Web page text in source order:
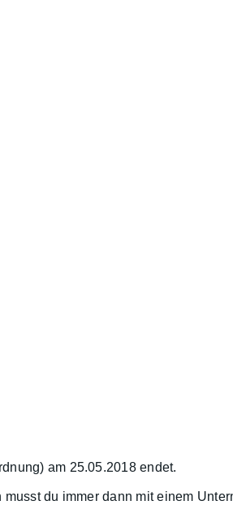
am 25.05.2018 endet.
du immer dann mit einem